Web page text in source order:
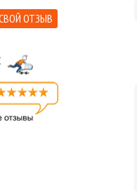
ОТЗЫВ